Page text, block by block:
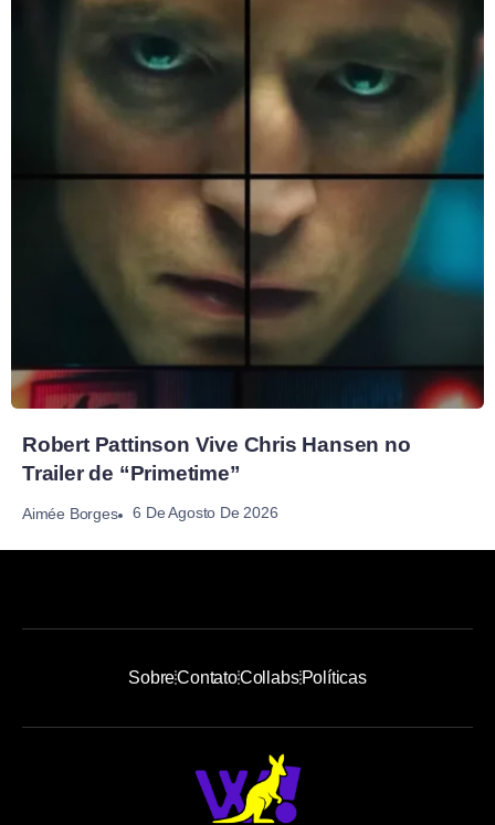
Robert Pattinson Vive Chris Hansen no
Trailer de “Primetime”
Aimée Borges 6 De Agosto De 2026
SobreContatoCollabsPolíticas